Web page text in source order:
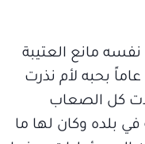
مانع العتيبة
بحبه لأم نذرت
كل الصعاب
في بلده وكان لها ما